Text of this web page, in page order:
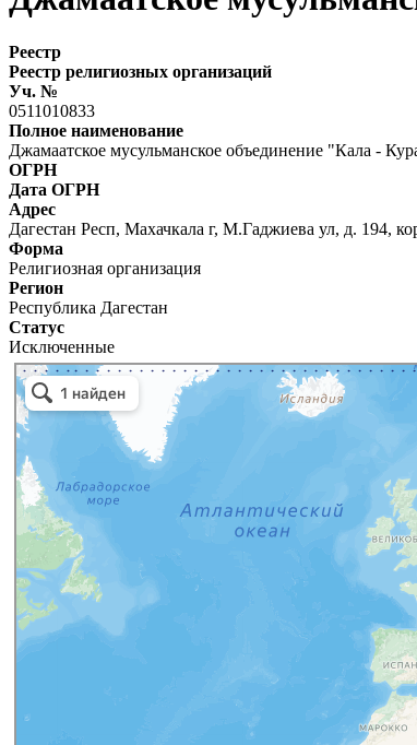
Реестр
Реестр религиозных организаций
Уч. №
0511010833
Полное наименование
Джамаатское мусульманское объединение "Кала -
ОГРН
Дата ОГРН
Адрес
Дагестан Респ, Махачкала г, М.Гаджиева ул, д. 194,
Форма
Религиозная организация
Регион
Республика Дагестан
Статус
Исключенные